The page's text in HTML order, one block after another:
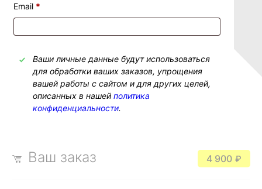
Email *
Ваши личные данные будут использоваться
для обработки ваших заказов, упрощения
вашей работы с сайтом и для других целей,
описанных в нашей политика
конфиденциальности.
Ваш заказ 4 900 ₽